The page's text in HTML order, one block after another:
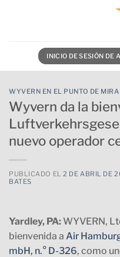
INICIO DE SESIÓN DE
WYVERN EN EL PUNTO DE MIRA
Wyvern da la
nuevo operador
PUBLICADO EL 2 DE ABRIL DE
BATES
Yardley, PA:WYVERN,
bienvenida a Air
mbH, n.° D-326, como